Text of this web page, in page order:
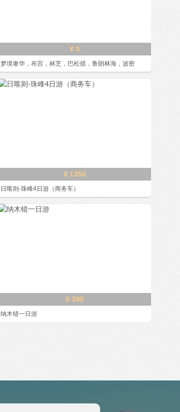
¥ 0
梦境奢华，布宫，林芝，巴松措，鲁朗林海，波密
¥ 1350
日喀则-珠峰4日游（商务车）
¥ 380
纳木错一日游